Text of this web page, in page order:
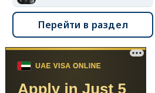
Перейти в раздел